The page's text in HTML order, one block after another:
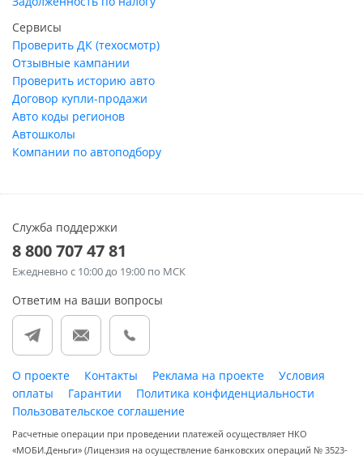
Сервисы
Проверить ДК (техосмотр)
Отзывные кампании
Проверить историю авто
Договор купли-продажи
Авто коды регионов
Автошколы
Компании по автоподбору
Служба поддержки
8 800 707 47 81
Ежедневно с 10:00 до 19:00 по МСК
Ответим на ваши вопросы
О проекте Контакты Реклама на проекте
Условия
оплаты
Гарантии
Политика конфиденциальности
Пользовательское соглашение
Расчетные операции при проведении платежей осуществляет НКО
«МОБИ.Деньги» (Лицензия на осуществление банковских операций № 3523-